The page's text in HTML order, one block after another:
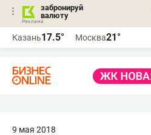
забронируй
валюту
Казань17.5° Москва21°
9 мая 2018